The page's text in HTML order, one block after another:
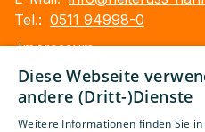
Tel.: 0511 94998-0
Impressum
Barrierefreiheitserklärung
Datenschutzerklärung
Diese Webseite
andere (Dritt-)Dienste
Weitere Informationen finden Sie